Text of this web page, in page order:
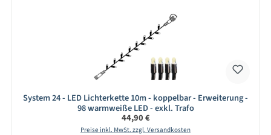
System 24 - LED Lichterkette 10m - koppelbar - Erweiterung -
98 warmweiße LED - exkl. Trafo
Regulärer Preis:
44,90 €
Preise inkl. MwSt. zzgl. Versandkosten